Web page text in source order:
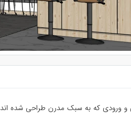
و ورودی که به سبک مدرن طراحی شده اند